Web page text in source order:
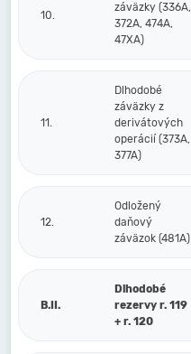
10.
záväzky (336A,
372A, 474A,
47XA)
11.
Dlhodobé
záväzky z
derivátových
operácií (373A,
377A)
12.
Odložený
daňový
záväzok (481A)
B.II.
Dlhodobé
rezervy r. 119
+ r. 120